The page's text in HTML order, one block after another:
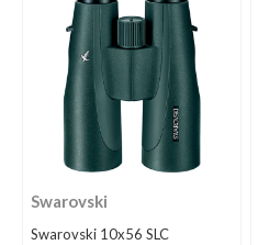
Swarovski
Swarovski 10x56 SLC